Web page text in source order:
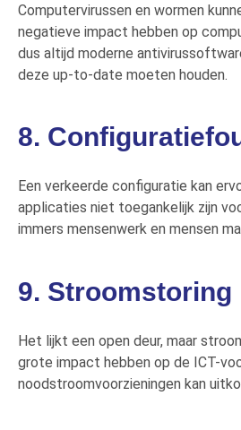
Computervirussen en wormen
negatieve impact hebben op
dus altijd moderne
deze up-to-date moeten houden.
8.
Een verkeerde configuratie kan
applicaties niet toegankelijk zijn
immers mensenwerk en mensen
9. Stroomstoring
Het lijkt een open deur, maar s
grote impact hebben op de ICT-
noodstroomvoorzieningen kan